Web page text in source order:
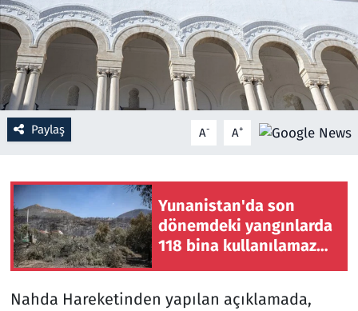
Paylaş A- A+
Yunanistan'da son
dönemdeki yangınlarda
118 bina kullanılamaz
Nahda Hareketinden yapılan açıklamada,
Rüya Tabirleri
Sağlık
Savunma Sanayi
Spor
Teknoloji ve Bilim